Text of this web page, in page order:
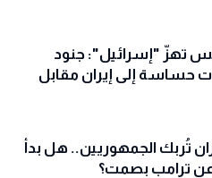
تهزّ "إسرائيل": جنود
حساسة إلى إيران مقابل
تُربك الجمهوريين.. هل بدأ
عن ترامب بصمت؟